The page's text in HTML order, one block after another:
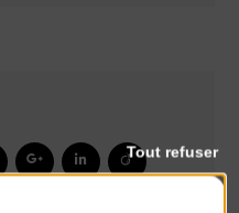
Tout refuser